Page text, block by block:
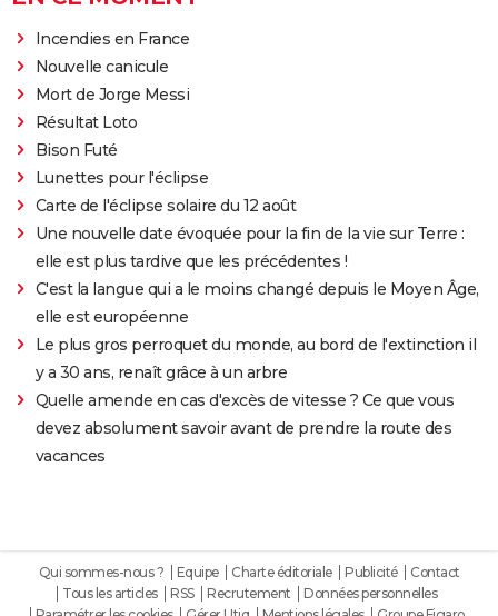
Incendies en France
Nouvelle canicule
Mort de Jorge Messi
Résultat Loto
Bison Futé
Lunettes pour l'éclipse
Carte de l'éclipse solaire du 12 août
Une nouvelle date évoquée pour la fin de la vie sur Terre :
elle est plus tardive que les précédentes !
C'est la langue qui a le moins changé depuis le Moyen Âge,
elle est européenne
Le plus gros perroquet du monde, au bord de l'extinction il
y a 30 ans, renaît grâce à un arbre
Quelle amende en cas d'excès de vitesse ? Ce que vous
devez absolument savoir avant de prendre la route des
vacances
Qui sommes-nous ? Equipe Charte éditoriale Publicité
Contact
Tous les articles
RSS Recrutement
Données personnelles